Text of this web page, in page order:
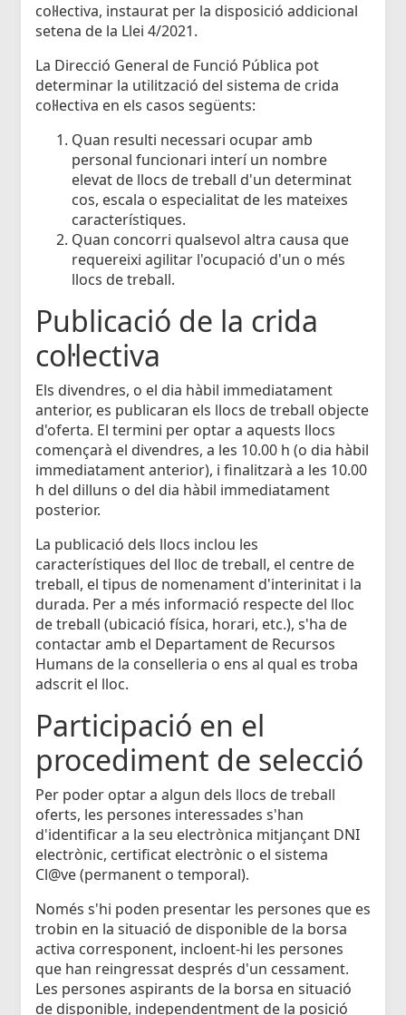
col·lectiva, instaurat per la disposició addicional
setena de la Llei 4/2021.
La Direcció General de Funció Pública pot
determinar la utilització del sistema de crida
col·lectiva en els casos següents:
Quan resulti necessari ocupar amb
personal funcionari interí un nombre
elevat de llocs de treball d'un determinat
cos, escala o especialitat de les mateixes
característiques.
Quan concorri qualsevol altra causa que
requereixi agilitar l'ocupació d'un o més
llocs de treball.
Publicació de la crida
col·lectiva
Els divendres, o el dia hàbil immediatament
anterior, es publicaran els llocs de treball objecte
d'oferta. El termini per optar a aquests llocs
començarà el divendres, a les 10.00 h (o dia hàbil
immediatament anterior), i finalitzarà a les 10.00
h del dilluns o del dia hàbil immediatament
posterior.
La publicació dels llocs inclou les
característiques del lloc de treball, el centre de
treball, el tipus de nomenament d'interinitat i la
durada. Per a més informació respecte del lloc
de treball (ubicació física, horari, etc.), s'ha de
contactar amb el Departament de Recursos
Humans de la conselleria o ens al qual es troba
adscrit el lloc.
Participació en el
procediment de selecció
Per poder optar a algun dels llocs de treball
oferts, les persones interessades s'han
d'identificar a la seu electrònica mitjançant DNI
electrònic, certificat electrònic o el sistema
Cl@ve (permanent o temporal).
Només s'hi poden presentar les persones que es
trobin en la situació de disponible de la borsa
activa corresponent, incloent-hi les persones
que han reingressat després d'un cessament.
Les persones aspirants de la borsa en situació
de disponible, independentment de la posició